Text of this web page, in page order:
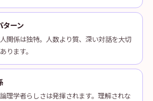
ターン
関係は独特。人数より質、深い対話を大切
ります。
理学者らしさは発揮されます。理解されな